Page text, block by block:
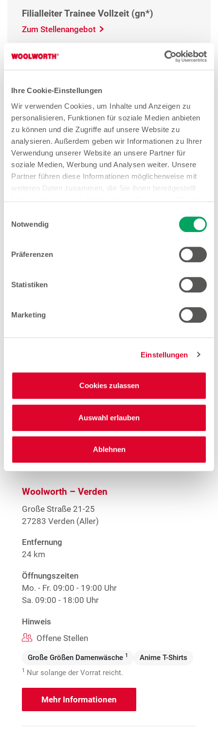
Ihre Cookie-Einstellungen
Wir verwenden Cookies, um Inhalte und Anzeigen zu
personalisieren, Funktionen für soziale Medien anbieten
zu können und die Zugriffe auf unsere Website zu
analysieren. Außerdem geben wir Informationen zu Ihrer
Verwendung unserer Website an unsere Partner für
soziale Medien, Werbung und Analysen weiter. Unsere
Partner führen diese Informationen möglicherweise mit
weiteren Daten zusammen, die Sie ihnen bereitgestellt
Einstellungen zu den Cookies finden Sie
Notwendig
Präferenzen
Statistiken
Marketing
Einstellungen
Cookies zulassen
Auswahl erlauben
Ablehnen
Filialleiter Trainee Vollzeit (gn*)
Zum Stellenangebot
Zum Stellenangebot
Filialleiter Vollzeit (gn*)
Zum Stellenangebot
Zum Stellenangebot
Stores in der Nähe von
Woolworth – Rotenburg
(Wümme)
Woolworth – Verden
Große Straße 21-25
27283 Verden (Aller)
Entfernung
24 km
Öffnungszeiten
Mo. - Fr. 09:00 - 19:00 Uhr
Sa. 09:00 - 18:00 Uhr
Hinweis
Offene Stellen
Große Größen Damenwäsche 1 Anime T-Shirts
1 Nur solange der Vorrat reicht.
Mehr Informationen